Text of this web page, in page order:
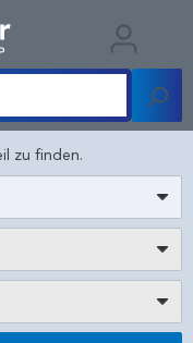
zu finden.